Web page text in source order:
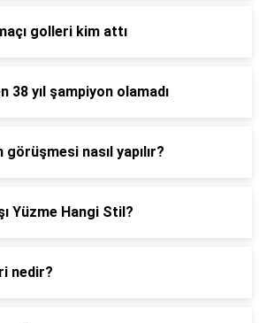
golleri kim attı
38 yıl şampiyon olamadı
nasıl yapılır?
Yüzme Hangi Stil?
nedir?